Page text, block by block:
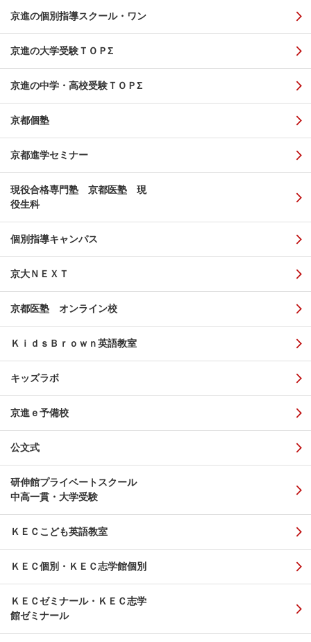
京進の個別指導スクール・ワン
京進の大学受験ＴＯＰΣ
京進の中学・高校受験ＴＯＰΣ
京都個塾
京都進学セミナー
現役合格専門塾 京都医塾 現
役生科
個別指導キャンパス
京大ＮＥＸＴ
京都医塾 オンライン校
ＫｉｄｓＢｒｏｗｎ英語教室
キッズラボ
京進ｅ予備校
公文式
研伸館プライベートスクール
中高一貫・大学受験
ＫＥＣこども英語教室
ＫＥＣ個別・ＫＥＣ志学館個別
ＫＥＣゼミナール・ＫＥＣ志学
館ゼミナール